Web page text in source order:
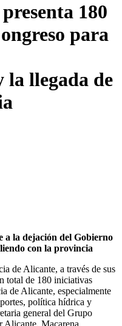
180
para
llegada de
a la dejación del Gobierno
con la provincia
de Alicante, a través de sus
total de 180 iniciativas
de Alicante, especialmente
política hídrica y
general del Grupo
Alicante, Macarena